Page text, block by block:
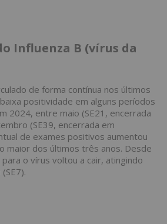
Influenza B (vírus da
de forma contínua nos últimos
positividade em alguns períodos
2024, entre maio (SE21, encerrada
(SE39, encerrada em
de exames positivos aumentou
maior dos últimos três anos. Desde
o vírus voltou a cair, atingindo